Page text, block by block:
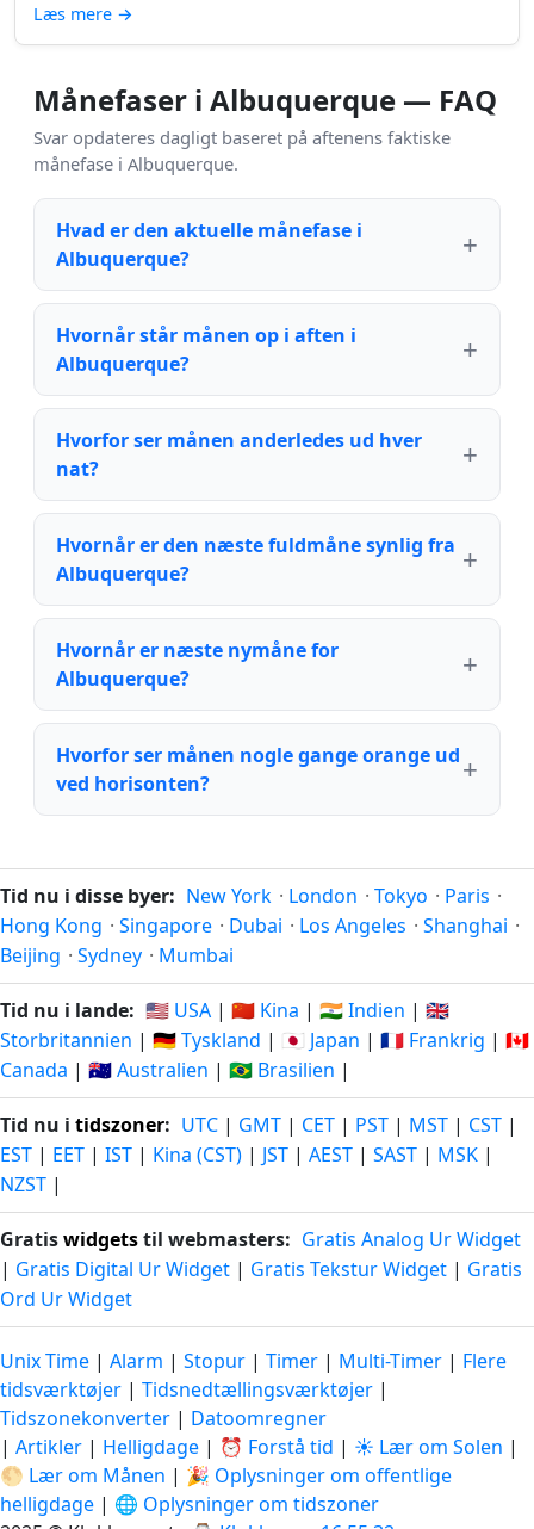
Læs mere →
Månefaser i Albuquerque — FAQ
Svar opdateres dagligt baseret på aftenens faktiske
månefase i Albuquerque.
Hvad er den aktuelle månefase i
Albuquerque?
Hvornår står månen op i aften i
Albuquerque?
Hvorfor ser månen anderledes ud hver
nat?
Hvornår er den næste fuldmåne synlig fra
Albuquerque?
Hvornår er næste nymåne for
Albuquerque?
Hvorfor ser månen nogle gange orange ud
ved horisonten?
Tid nu i disse byer: New York · London · Tokyo · Paris ·
Hong Kong · Singapore · Dubai · Los Angeles · Shanghai ·
Beijing · Sydney · Mumbai
Tid nu i lande: 🇺🇸 USA | 🇨🇳 Kina | 🇮🇳 Indien | 🇬🇧
Storbritannien | 🇩🇪 Tyskland | 🇯🇵 Japan | 🇫🇷 Frankrig | 🇨🇦
Canada | 🇦🇺 Australien | 🇧🇷 Brasilien |
Tid nu i tidszoner: UTC | GMT | CET | PST | MST | CST |
EST | EET | IST | Kina (CST) | JST | AEST | SAST | MSK |
NZST |
Gratiswidgetstil webmasters: Gratis Analog Ur Widget
| Gratis Digital Ur Widget | Gratis Tekstur Widget | Gratis
Ord Ur Widget
Unix Time | Alarm | Stopur | Timer | Multi-Timer | Flere
tidsværktøjer | Tidsnedtællingsværktøjer |
Tidszonekonverter | Datoomregner
| Artikler | Helligdage | ⏰ Forstå tid | ☀️ Lær om Solen |
🌕 Lær om Månen | 🎉 Oplysninger om offentlige
helligdage | 🌐 Oplysninger om tidszoner